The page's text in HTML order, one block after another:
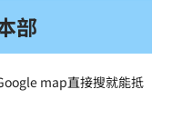
部
map直接搜就能抵